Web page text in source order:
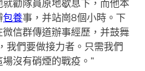
勸隊員原地歇息下，而他本
包養事，并站崗8個小時。下
信群傳道辦事經歷，并鼓舞
我們要做接力者。只需我們
沒有硝煙的戰疫。”